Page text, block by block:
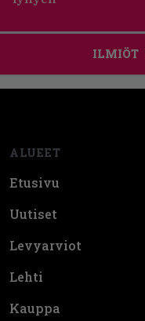
ILMIÖT
ALUEET
Etusivu
Uutiset
Levyarviot
Lehti
Kauppa